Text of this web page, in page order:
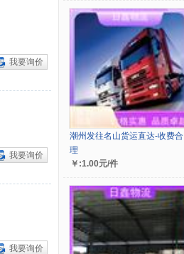
我要询价
我要询价
我要询价
潮州发往名山货运直达-收费合
理
￥:1.00元/件